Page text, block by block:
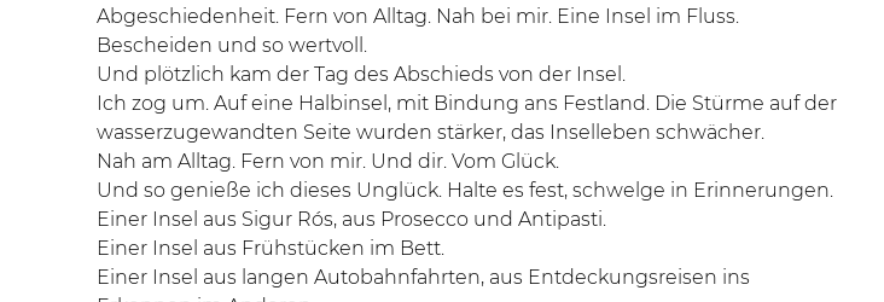
Abgeschiedenheit. Fern von Alltag. Nah bei mir. Eine Insel im Fluss.
Bescheiden und so wertvoll.
Und plötzlich kam der Tag des Abschieds von der Insel.
Ich zog um. Auf eine Halbinsel, mit Bindung ans Festland. Die Stürme auf der
wasserzugewandten Seite wurden stärker, das Inselleben schwächer.
Nah am Alltag. Fern von mir. Und dir. Vom Glück.
Und so genieße ich dieses Unglück. Halte es fest, schwelge in Erinnerungen.
Einer Insel aus Sigur Rós, aus Prosecco und Antipasti.
Einer Insel aus Frühstücken im Bett.
Einer Insel aus langen Autobahnfahrten, aus Entdeckungsreisen ins